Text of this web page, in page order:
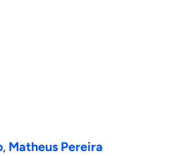
, Matheus Pereira